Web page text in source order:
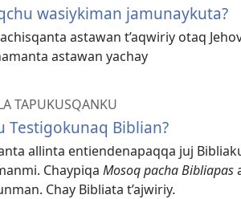
wasiykiman jamunaykuta?
astawan t’aqwiriy otaq
astawan yachay
TAPUKUSQANKU
Testigokunaq Biblian?
allinta entiendenapaqqa juj
Chaypiqa Mosoq pacha Bibliapas
Chay Bibliata t’ajwiriy.